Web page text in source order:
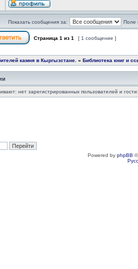
Показать сообщения за: Поле
Страница 1 из 1 [ 1 сообщение ]
камня в Кыргызстане. » Библиотека книг и
нет зарегистрированных пользователей и
Powered by phpBB